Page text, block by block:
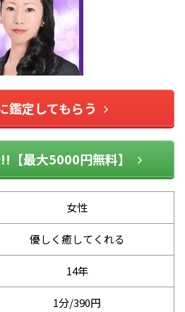
鑑定してもらう
【最大5000円無料】
女性
優しく癒してくれる
14年
1分/390円